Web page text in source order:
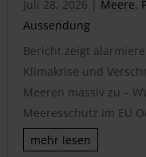
Juli 28, 2026 Meere,
Aussendung
Bericht zeigt
Klimakrise und
Meeren massiv zu –
Meeresschutz im EU
mehr lesen